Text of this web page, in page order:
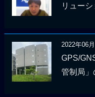
リュー
2022年06
GPS/
管制局」